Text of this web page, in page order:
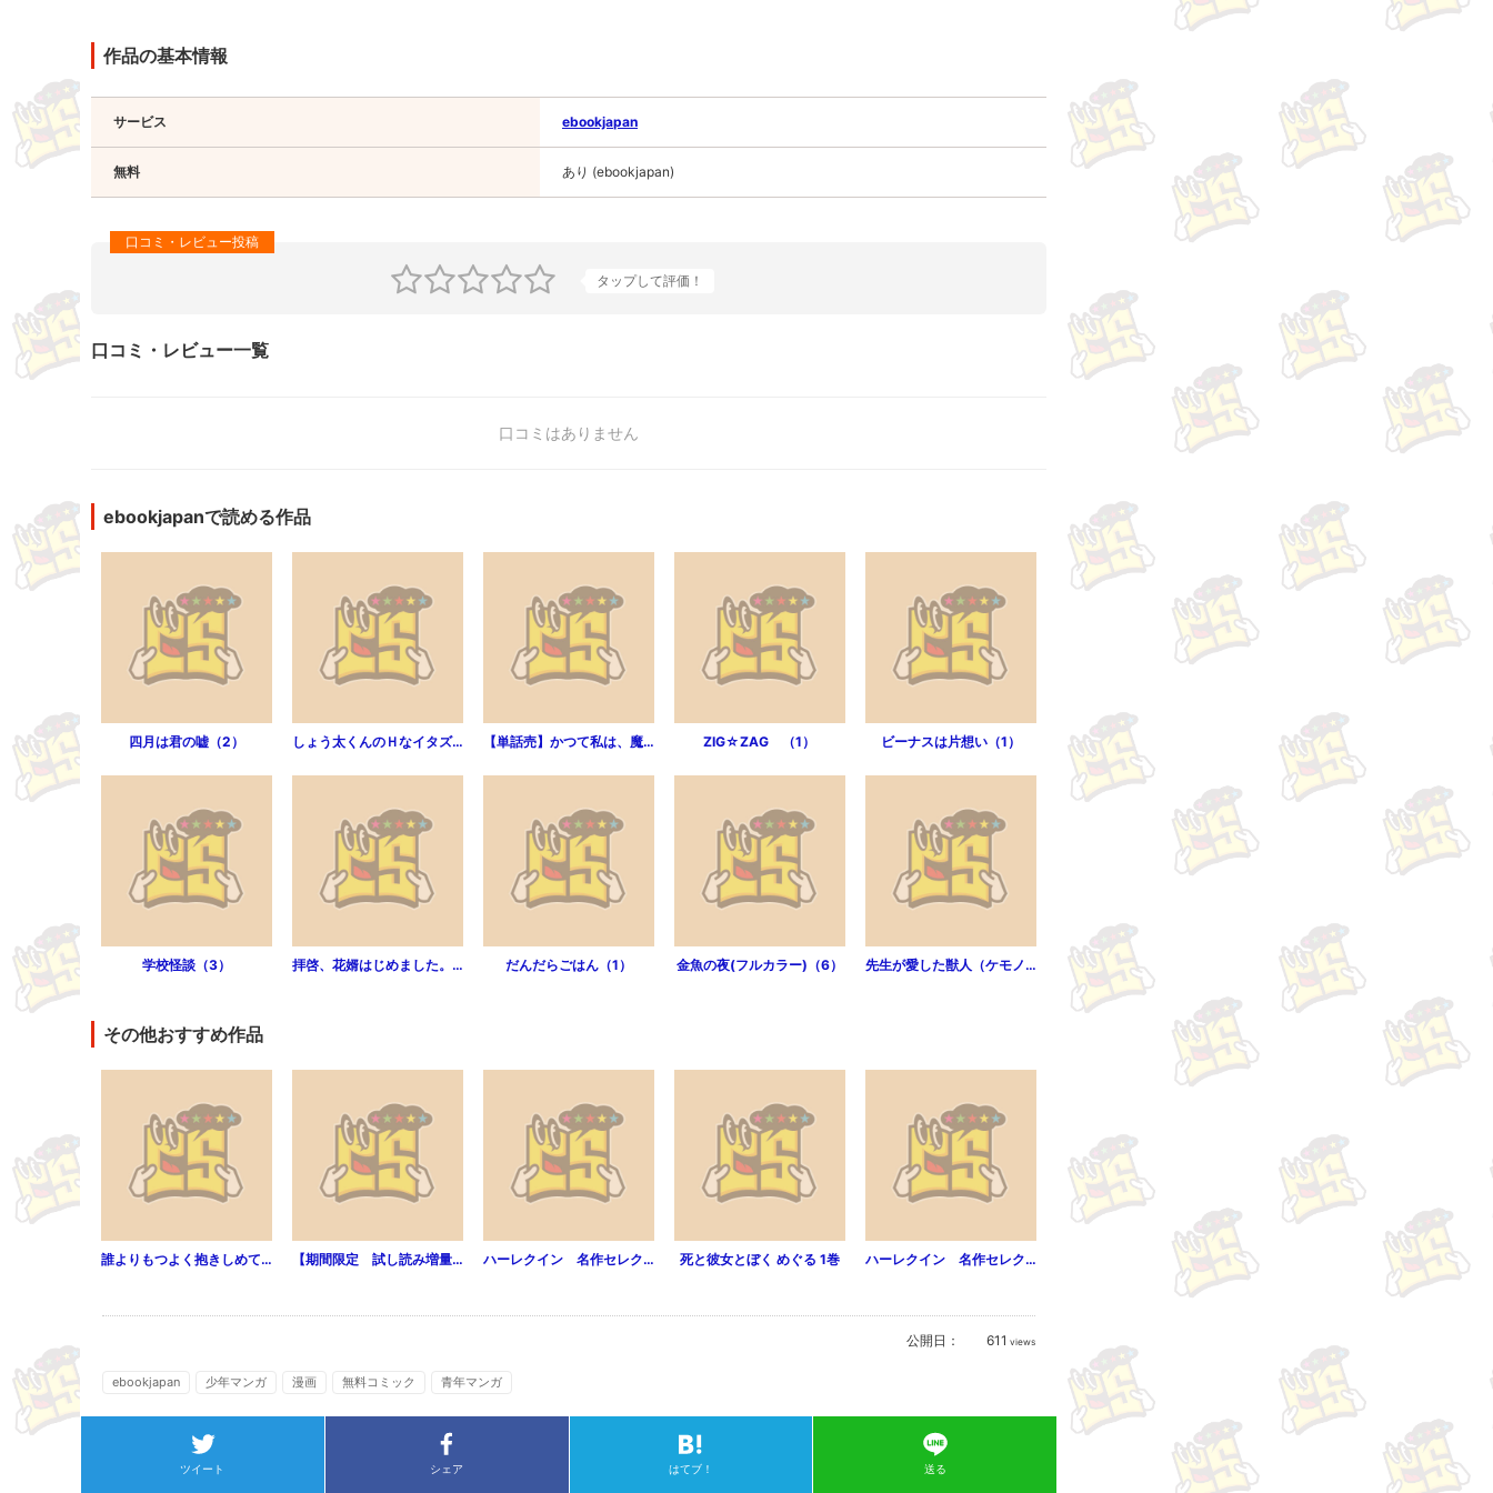
作品の基本情報
サービス ebookjapan
無料 あり (ebookjapan)
タップして評価！
口コミ・レビュー一覧
口コミはありません
ebookjapanで読める作品
四月は君の嘘（2） しょう太くんのＨなイタズラ＜なりすまし編＞巨乳３姉妹＋未亡人をト...（1） 【単話売】かつて私は、魔法少女だった（1話） ZIG☆ZAG （1） ビーナスは片想い（1）
学校怪談（3） 拝啓、花婿はじめました。（1） だんだらごはん（1） 金魚の夜(フルカラー)（6） 先生が愛した獣人（ケモノ）（第1章）
その他おすすめ作品
誰よりもつよく抱きしめて（分冊版） 【第1話】 【期間限定 試し読み増量版】高嶺の彼の淫らな欲望 ～エリート課長のイジワルな溺愛～ ハーレクイン 名作セレクション vol.25 死と彼女とぼく めぐる 1巻 ハーレクイン 名作セレクション vol.161
公開日： 611 views
ebookjapan 少年マンガ 漫画 無料コミック 青年マンガ
ツイート シェア はてブ！ 送る